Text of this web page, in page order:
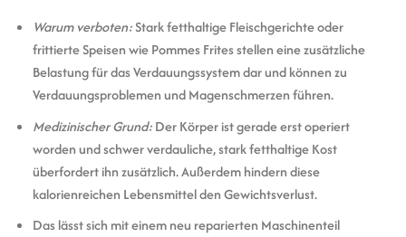
Warum verboten:Stark fetthaltige Fleischgerichte oder
frittierte Speisen wie Pommes Frites stellen eine zusätzliche
Belastung für das Verdauungssystem dar und können zu
Verdauungsproblemen und Magenschmerzen führen.
Medizinischer Grund:Der Körper ist gerade erst operiert
worden und schwer verdauliche, stark fetthaltige Kost
überfordert ihn zusätzlich. Außerdem hindern diese
kalorienreichen Lebensmittel den Gewichtsverlust.
Das lässt sich mit einem neu reparierten Maschinenteil